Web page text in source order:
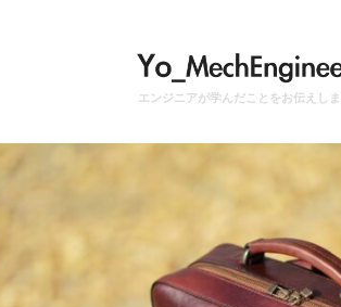
エンジニアが学んだことをお伝えし